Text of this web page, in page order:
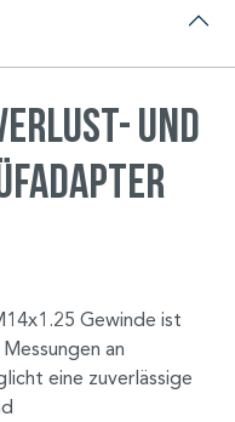
und
Gewinde ist
an
eine zuverlässige